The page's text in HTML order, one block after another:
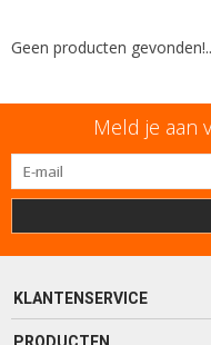
Geen producten
Meld je aan
KLANTENSERVICE
PRODUCTEN